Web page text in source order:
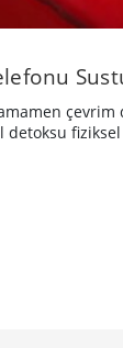
çevrim
detoksu